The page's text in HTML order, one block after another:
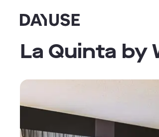
Dayuse
La Quinta by